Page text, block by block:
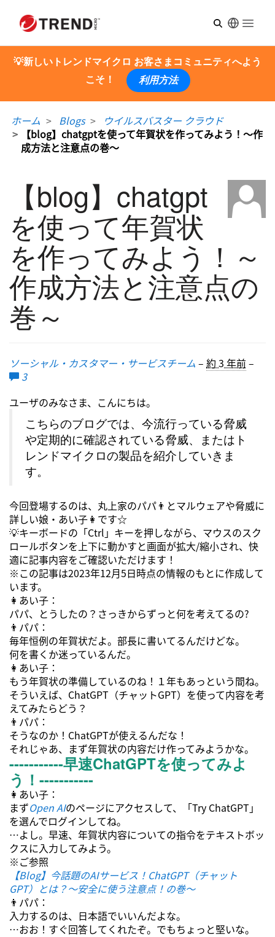
Open
💡新しいトレンドマイクロ お客さまコミュニティへよう
こそ！
利用方法
ホーム Blogs
ウイルスバスター クラウド
【blog】chatgptを使って年賀状を作ってみよう！～作
成方法と注意点の巻～
【blog】chatgpt
を使って年賀状
を作ってみよう！～
作成方法と注意点の
巻～
ソーシャル・カスタマー・サービスチーム – 約 3 年前–
3
ユーザのみなさま、こんにちは。
こちらのブログでは、今流行っている脅威
や定期的に確認されている脅威、またはト
レンドマイクロの製品を紹介していきま
す。
今回登場するのは、丸上家のパパ👨とマルウェアや脅威に
詳しい娘・あい子👩です☆
💡キーボードの「Ctrl」キーを押しながら、マウスのスク
ロールボタンを上下に動かすと画面が拡大/縮小され、快
適に記事内容をご確認いただけます！
※この記事は2023年12月5日時点の情報のもとに作成して
います。
👩あい子：
パパ、とうしたの？さっきからずっと何を考えてるの?
👨パパ：
毎年恒例の年賀状だよ。部長に書いてるんだけどな。
何を書くか迷っているんだ。
👩あい子：
もう年賀状の準備しているのね！１年もあっという間ね。
そういえば、ChatGPT（チャットGPT）を使って内容を考
えてみたらどう？
👨パパ：
そうなのか！ChatGPTが使えるんだな！
それじゃあ、まず年賀状の内容だけ作ってみようかな。
-----------早速ChatGPTを使ってみよ
う！ -----------
👩あい子：
まずOpen AIのページにアクセスして、「Try ChatGPT」
を選んでログインしてね。
…よし。早速、年賀状内容についての指令をテキストボッ
クスに入力してみよう。
※ご参照
【Blog】今話題のAIサービス！ChatGPT（チャット
GPT）とは？～安全に使う注意点！の巻～
👨パパ：
入力するのは、日本語でいいんだよな。
…おお！すぐ回答してくれたぞ。でもちょっと堅いな。